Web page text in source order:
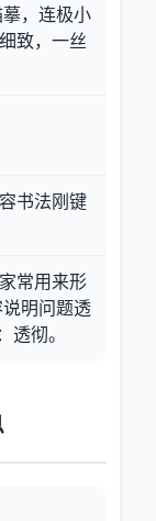
，连极小
致，一丝
书法刚键
常用来形
明问题透
透彻。